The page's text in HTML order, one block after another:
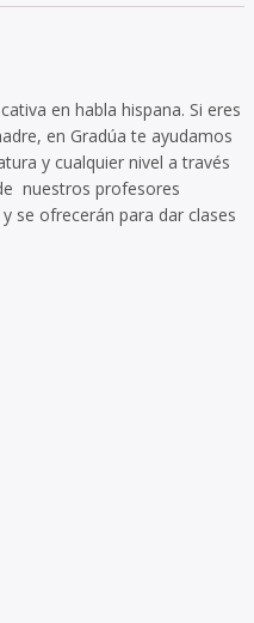
en habla hispana. Si eres
en Gradúa te ayudamos
y cualquier nivel a través
nuestros profesores
se ofrecerán para dar clases